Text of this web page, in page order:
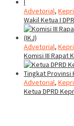
Advetorial, Kepri
Wakil Ketua I
Advetorial, Kepri
Komisi III Rapat
Advetorial, Kepri
Ketua DPRD